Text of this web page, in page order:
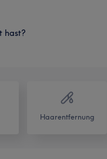
hast?
Haarentfernung